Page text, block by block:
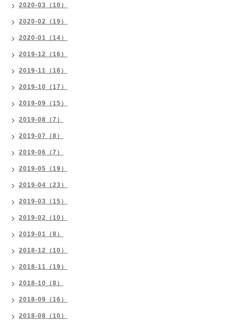
2020-03（10）
2020-02（19）
2020-01（14）
2019-12（16）
2019-11（16）
2019-10（17）
2019-09（15）
2019-08（7）
2019-07（8）
2019-06（7）
2019-05（19）
2019-04（23）
2019-03（15）
2019-02（10）
2019-01（8）
2018-12（10）
2018-11（19）
2018-10（8）
2018-09（16）
2018-08（10）